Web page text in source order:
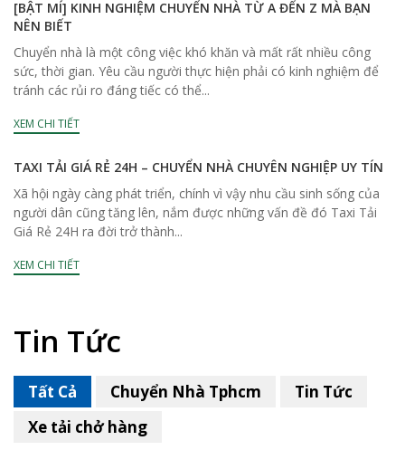
[BẬT MÍ] KINH NGHIỆM CHUYỂN NHÀ TỪ A ĐẾN Z MÀ BẠN
NÊN BIẾT
Chuyển nhà là một công việc khó khăn và mất rất nhiều công
sức, thời gian. Yêu cầu người thực hiện phải có kinh nghiệm để
tránh các rủi ro đáng tiếc có thể...
XEM CHI TIẾT
TAXI TẢI GIÁ RẺ 24H – CHUYỂN NHÀ CHUYÊN NGHIỆP UY TÍN
Xã hội ngày càng phát triển, chính vì vậy nhu cầu sinh sống của
người dân cũng tăng lên, nắm được những vấn đề đó Taxi Tải
Giá Rẻ 24H ra đời trở thành...
XEM CHI TIẾT
Tin Tức
Tất Cả Chuyển Nhà Tphcm
Tin Tức
Xe tải chở hàng